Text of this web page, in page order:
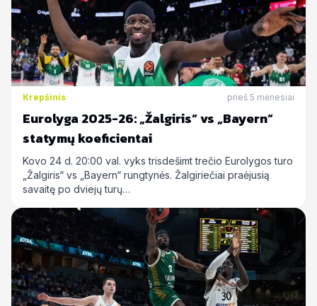
Krepšinis prieš 5 mėnesiai
Eurolyga 2025-26: „Žalgiris“ vs „Bayern“
statymų koeficientai
Kovo 24 d. 20:00 val. vyks trisdešimt trečio Eurolygos turo
„Žalgiris“ vs „Bayern“ rungtynės. Žalgiriečiai praėjusią
savaitę po dviejų turų…